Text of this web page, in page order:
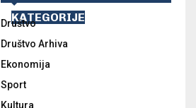
KATEGORIJE
Društvo
Društvo Arhiva
Ekonomija
Sport
Kultura